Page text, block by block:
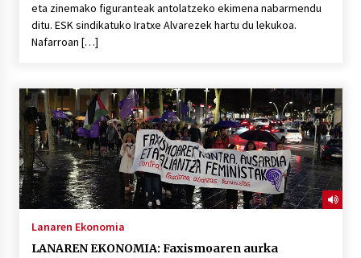
eta zinemako figuranteak antolatzeko ekimena nabarmendu
ditu. ESK sindikatuko Iratxe Alvarezek hartu du lekukoa.
Nafarroan […]
Lanaren Ekonomia
LANAREN EKONOMIA: Faxismoaren aurka